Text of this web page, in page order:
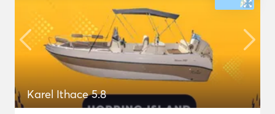
Karel Ithace 5.8